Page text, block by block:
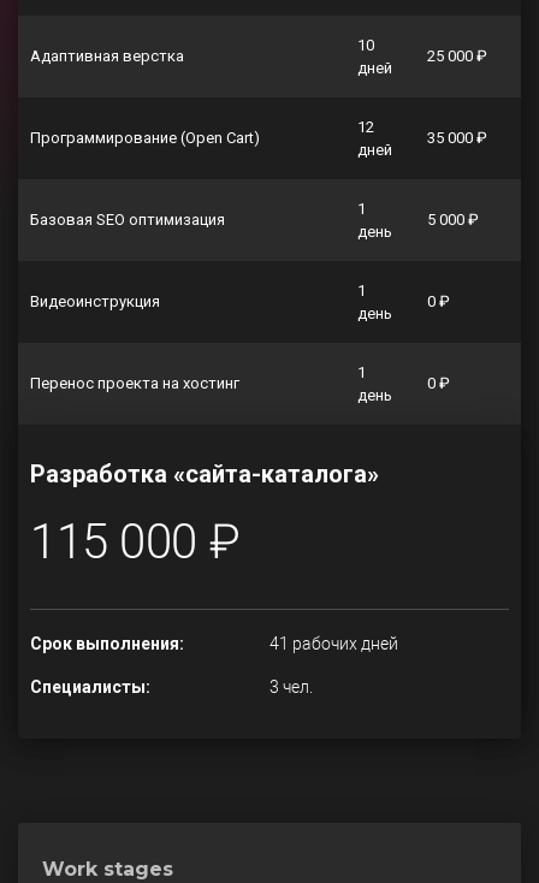
Адаптивная верстка
10
дней
25 000 ₽
Программирование (Open Cart)
12
дней
35 000 ₽
Базовая SEO оптимизация
1
день
5 000 ₽
Видеоинструкция
1
день
0 ₽
Перенос проекта на хостинг
1
день
0 ₽
Разработка «сайта-каталога»
115 000 ₽
Срок выполнения: 41 рабочих дней
Специалисты: 3 чел.
Work stages